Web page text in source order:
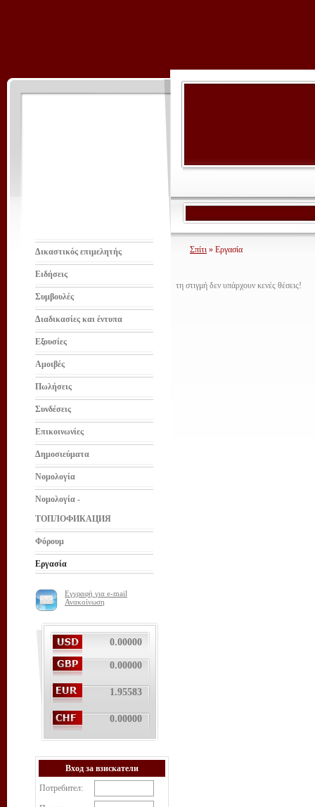
Δικαστικός επιμελητής
Ειδήσεις
Συμβουλές
Διαδικασίες και έντυπα
Εξουσίες
Αμοιβές
Πωλήσεις
Συνδέσεις
Επικοινωνίες
Δημοσιεύματα
Νομολογία
Νομολογία -
ТОПЛОФИКАЦИЯ
Φόρουμ
Εργασία
Εγγραφή για e-mail
Ανακοίνωση
0.00000
0.00000
1.95583
0.00000
Вход за взискатели
Потребител:
Σπίτι » Εργασία
τη στιγμή δεν υπάρχουν κενές θέσεις!